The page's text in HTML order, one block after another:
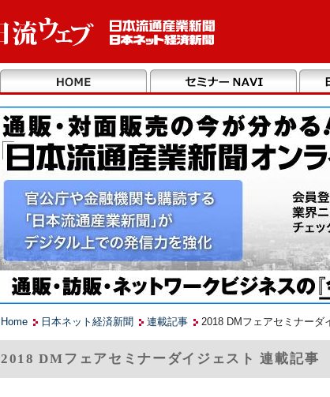
Home 日本ネット経済新聞 連載記事 2018 DMフェアセミナーダ
2018 DMフェアセミナーダイジェスト 連載記事